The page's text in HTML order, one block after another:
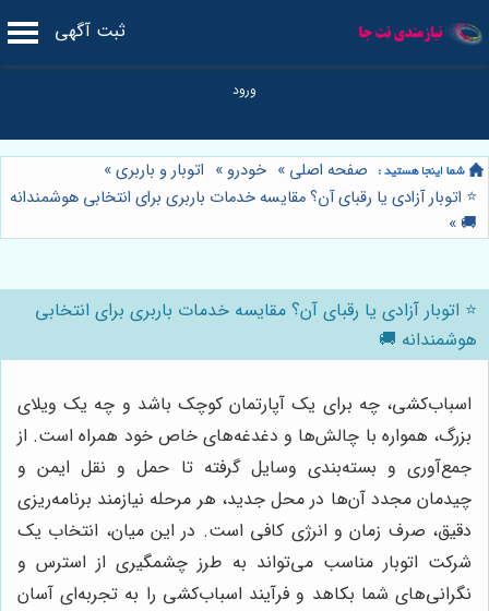
ثبت آگهی
صفحه اصلی » خودرو » اتوبار و باربری»
⭐️ اتوبار آزادی یا رقبای آن؟ مقایسه خدمات باربری برای انتخابی هوشمندانه
🚚
»
⭐️ اتوبار آزادی یا رقبای آن؟ مقایسه خدمات باربری برای انتخابی
هوشمندانه 🚚
اسباب‌کشی، چه برای یک آپارتمان کوچک باشد و چه یک ویلای
بزرگ، همواره با چالش‌ها و دغدغه‌های خاص خود همراه است. از
جمع‌آوری و بسته‌بندی وسایل گرفته تا حمل و نقل ایمن و
چیدمان مجدد آن‌ها در محل جدید، هر مرحله نیازمند برنامه‌ریزی
دقیق، صرف زمان و انرژی کافی است. در این میان، انتخاب یک
شرکت اتوبار مناسب می‌تواند به طرز چشمگیری از استرس و
نگرانی‌های شما بکاهد و فرآیند اسباب‌کشی را به تجربه‌ای آسان